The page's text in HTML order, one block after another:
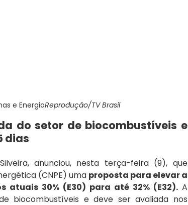
e EnergiaReprodução/TV Brasil
do setor de biocombustíveis e
dias
anunciou, nesta terça-feira (9), que
(CNPE) uma proposta para elevar a
30% (E30) para até 32% (E32). A
biocombustíveis e deve ser avaliada nos